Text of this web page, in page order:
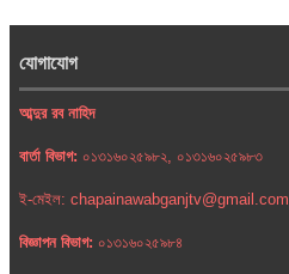
যোগাযোগ
আব্দুর রব নাহিদ
বার্তা বিভাগ: ০১৩১৬০২৫৯৮২, ০১৩১৬০২৫৯৮৩
ই-মেইল: chapainawabganjtv@gmail.com
বিজ্ঞাপন বিভাগ: ০১৩১৬০২৫৯৮৪